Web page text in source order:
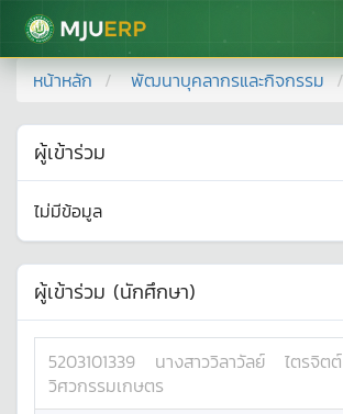
มหาวิทยาลัยแม่โจ้
หน้าหลัก พัฒนาบุคลากรและกิจกรรม
ผู้เข้าร่วม
ไม่มีข้อมูล
ผู้เข้าร่วม (นักศึกษา)
5203101339 นางสาววิลาวัลย์ ไตรจิตต์
วิศวกรรมเกษตร